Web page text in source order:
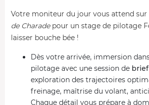
Votre moniteur du jour vous attend sur
de Charadepour un stage de pilotage
laisser bouche bée !
Dès votre arrivée, immersion
pilotage avec une session de
exploration des trajectoires
freinage, maîtrise du volant,
Chaque détail vous prépare à